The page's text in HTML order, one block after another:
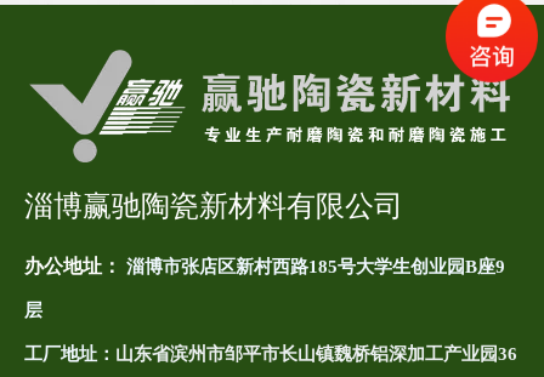
淄博赢驰陶瓷新材料有限公司
办公地址： 淄博市张店区新村西路185号大学生创业园B座9
层
工厂地址： 山东省滨州市邹平市长山镇魏桥铝深加工产业园36